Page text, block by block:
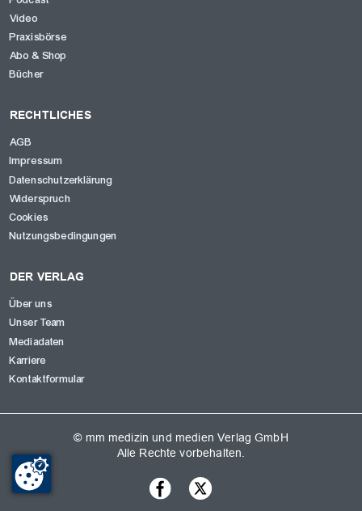
Video
Praxisbörse
Abo & Shop
Bücher
RECHTLICHES
AGB
Impressum
Datenschutzerklärung
Widerspruch
Cookies
Nutzungsbedingungen
DER VERLAG
Über uns
Unser Team
Mediadaten
Karriere
Kontaktformular
© mm medizin und medien Verlag GmbH
Alle Rechte vorbehalten.